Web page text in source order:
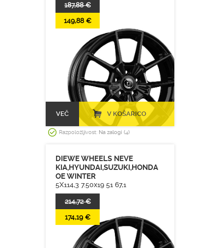
187,88 €
149,88 €
VEČ V KOŠARICO
Razpoložljivost: Na zalogi (4)
DIEWE WHEELS NEVE
KIA,HYUNDAI,SUZUKI,HONDA
OE WINTER
5X114,3 7.50x19 51 67,1
214,72 €
174,19 €